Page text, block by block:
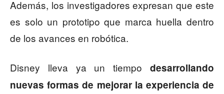
Además, los investigadores expresan que este
es solo un prototipo que marca huella dentro
de los avances en robótica.
Disney lleva ya un tiempo desarrollando
nuevas formas de mejorar la experiencia de